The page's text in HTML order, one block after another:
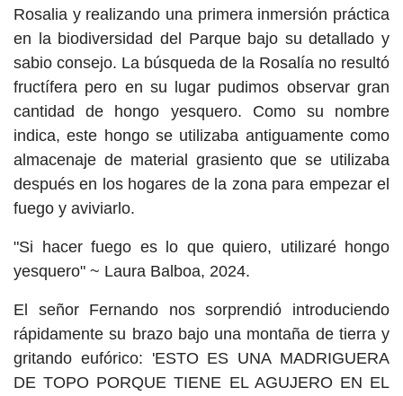
Rosalia y realizando una primera inmersión práctica
en la biodiversidad del Parque bajo su detallado y
sabio consejo. La búsqueda de la Rosalía no resultó
fructífera pero en su lugar pudimos observar gran
cantidad de hongo yesquero. Como su nombre
indica, este hongo se utilizaba antiguamente como
almacenaje de material grasiento que se utilizaba
después en los hogares de la zona para empezar el
fuego y aviviarlo.
"Si hacer fuego es lo que quiero, utilizaré hongo
yesquero" ~ Laura Balboa, 2024.
El señor Fernando nos sorprendió introduciendo
rápidamente su brazo bajo una montaña de tierra y
gritando eufórico: 'ESTO ES UNA MADRIGUERA
DE TOPO PORQUE TIENE EL AGUJERO EN EL